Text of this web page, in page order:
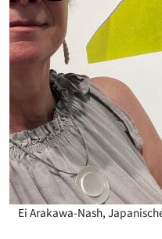
Ei Arakawa-Nash,